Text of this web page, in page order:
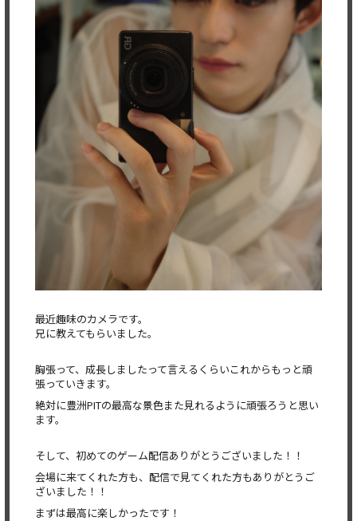
最近趣味のカメラです。
兄に教えてもらいました。
胸張って、成長しましたって言えるくらいこれからもっと頑
張っていきます。
絶対に豊洲PITの最高な景色また見れるように頑張ろうと思い
ます。
そして、初めてのゲーム配信ありがとうございました！！
会場に来てくれた方も、配信で見てくれた方もありがとうご
ざいました！！
まずは最高に楽しかったです！